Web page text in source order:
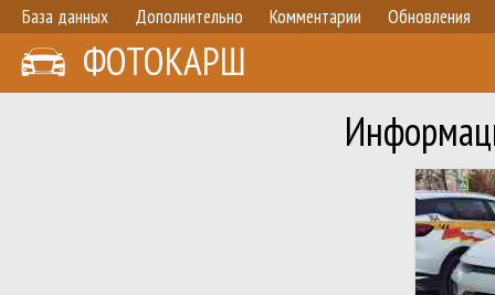
База данных Дополнительно Комментарии Обновления
ФОТОКАРШ